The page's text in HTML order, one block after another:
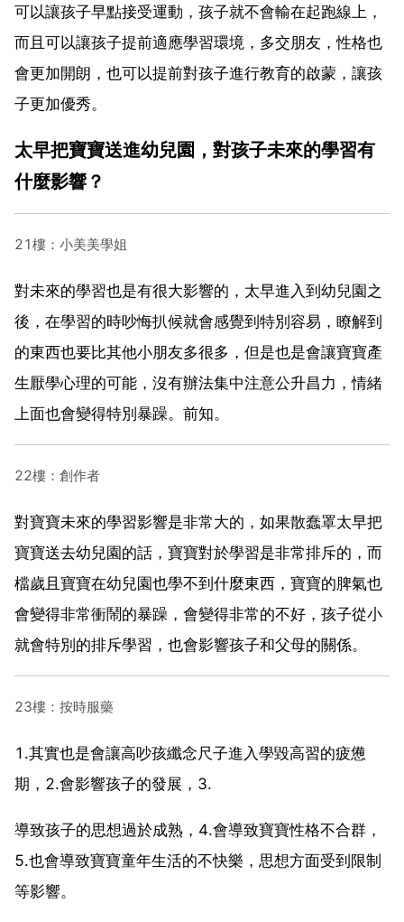
可以讓孩子早點接受運動，孩子就不會輸在起跑線上，
而且可以讓孩子提前適應學習環境，多交朋友，性格也
會更加開朗，也可以提前對孩子進行教育的啟蒙，讓孩
子更加優秀。
太早把寶寶送進幼兒園，對孩子未來的學習有
什麼影響？
21樓：小美美學姐
對未來的學習也是有很大影響的，太早進入到幼兒園之
後，在學習的時吵悔扒候就會感覺到特別容易，瞭解到
的東西也要比其他小朋友多很多，但是也是會讓寶寶產
生厭學心理的可能，沒有辦法集中注意公升昌力，情緒
上面也會變得特別暴躁。前知。
22樓：創作者
對寶寶未來的學習影響是非常大的，如果散蠢罩太早把
寶寶送去幼兒園的話，寶寶對於學習是非常排斥的，而
檔歲且寶寶在幼兒園也學不到什麼東西，寶寶的脾氣也
會變得非常衝鬧的暴躁，會變得非常的不好，孩子從小
就會特別的排斥學習，也會影響孩子和父母的關係。
23樓：按時服藥
1.其實也是會讓高吵孩纖念尺子進入學毀高習的疲憊
期，2.會影響孩子的發展，3.
導致孩子的思想過於成熟，4.會導致寶寶性格不合群，
5.也會導致寶寶童年生活的不快樂，思想方面受到限制
等影響。